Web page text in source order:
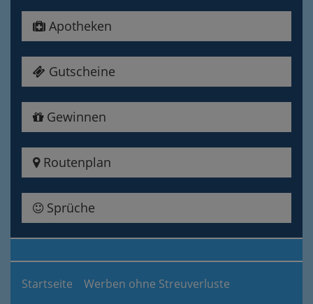
Apotheken
Gutscheine
Gewinnen
Routenplan
Sprüche
Startseite Werben ohne Streuverluste